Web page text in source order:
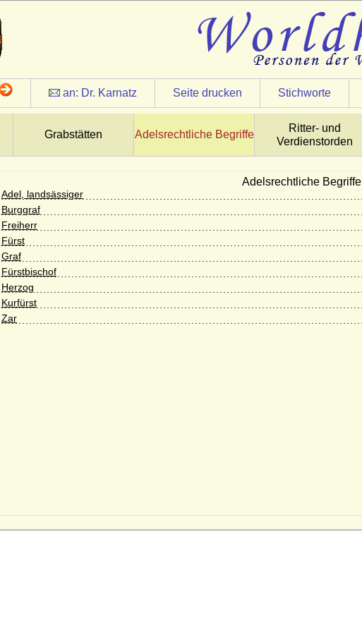
an: Dr. Karnatz Seite drucken Stichworte
Grabstätten Adelsrechtliche Begriffe
Ritter- und
Verdienstorden
Adelsrechtliche Begriffe
Adel, landsässiger
Burggraf
Freiherr
Fürst
Graf
Fürstbischof
Herzog
Kurfürst
Zar